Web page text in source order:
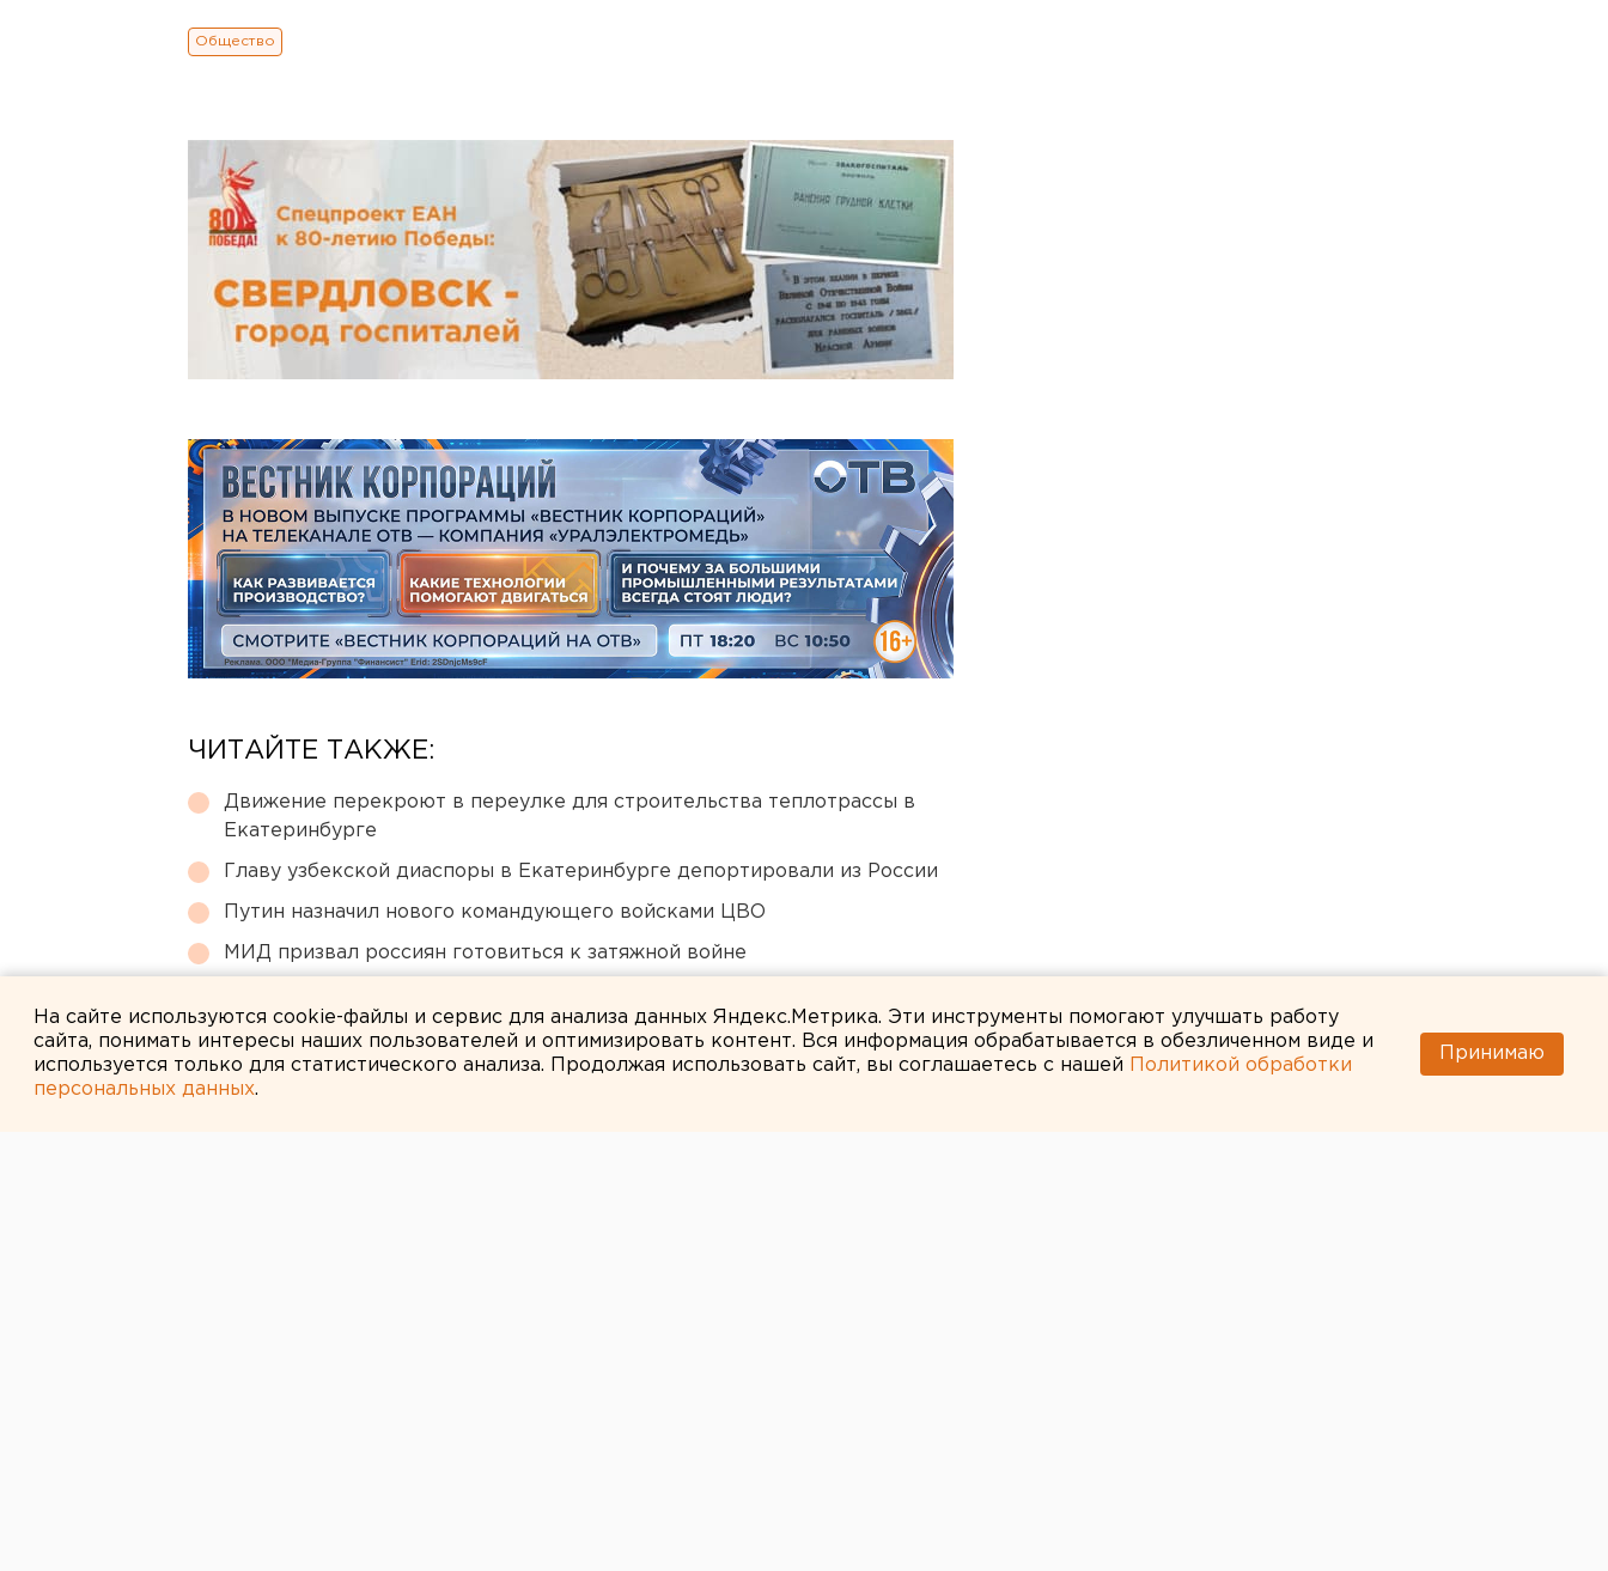
Общество
ЧИТАЙТЕ ТАКЖЕ:
Движение перекроют в переулке для строительства теплотрассы в
Екатеринбурге
Главу узбекской диаспоры в Екатеринбурге депортировали из России
Путин назначил нового командующего войсками ЦВО
МИД призвал россиян готовиться к затяжной войне
На сайте используются cookie-файлы и сервис для анализа данных Яндекс.Метрика. Эти инструменты помогают улучшать работу
сайта, понимать интересы наших пользователей и оптимизировать контент. Вся информация обрабатывается в обезличенном виде и
используется только для статистического анализа. Продолжая использовать сайт, вы соглашаетесь с нашей
Политикой обработки
персональных данных.
Принимаю